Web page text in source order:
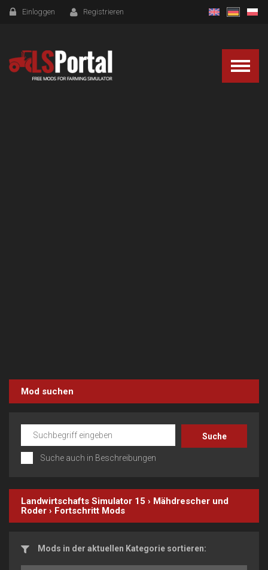
Einloggen Registrieren
Mod suchen
Suche auch in Beschreibungen
Landwirtschafts Simulator 15 › Mähdrescher und
Roder › Fortschritt Mods
Mods in der aktuellen Kategorie sortieren: